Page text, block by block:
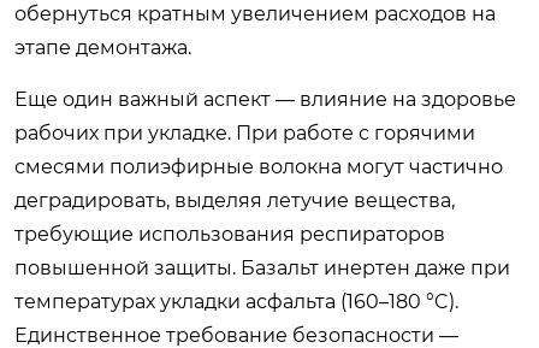
обернуться кратным увеличением расходов на
этапе демонтажа.
Еще один важный аспект — влияние на здоровье
рабочих при укладке. При работе с горячими
смесями полиэфирные волокна могут частично
деградировать, выделяя летучие вещества,
требующие использования респираторов
повышенной защиты. Базальт инертен даже при
температурах укладки асфальта (160–180 °C).
Единственное требование безопасности —